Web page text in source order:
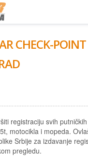
CHECK-POINT
registraciju svih
motocikla i mopeda.
Srbije za izdavanje
pregledu.